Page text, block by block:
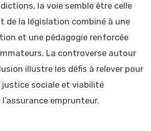
la voie semble être celle
de la législation combiné à une
et une pédagogie renforcée
La controverse autour
illustre les défis à relever pour
sociale et viabilité
emprunteur.